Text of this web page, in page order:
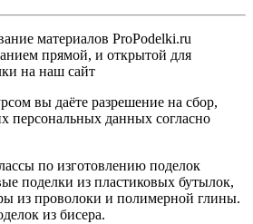
материалов ProPodelki.ru
прямой, и открытой для
на наш сайт
вы даёте разрешение на сбор,
персональных данных согласно
по изготовлению поделок
поделки из пластиковых бутылок,
из проволоки и полимерной глины.
из бисера.